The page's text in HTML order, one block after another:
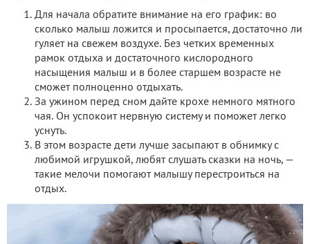
Для начала обратите внимание на его график: во
сколько малыш ложится и просыпается, достаточно ли
гуляет на свежем воздухе. Без четких временных
рамок отдыха и достаточного кислородного
насыщения малыш и в более старшем возрасте не
сможет полноценно отдыхать.
За ужином перед сном дайте крохе немного мятного
чая. Он успокоит нервную систему и поможет легко
уснуть.
В этом возрасте дети лучше засыпают в обнимку с
любимой игрушкой, любят слушать сказки на ночь, —
такие мелочи помогают малышу перестроиться на
отдых.